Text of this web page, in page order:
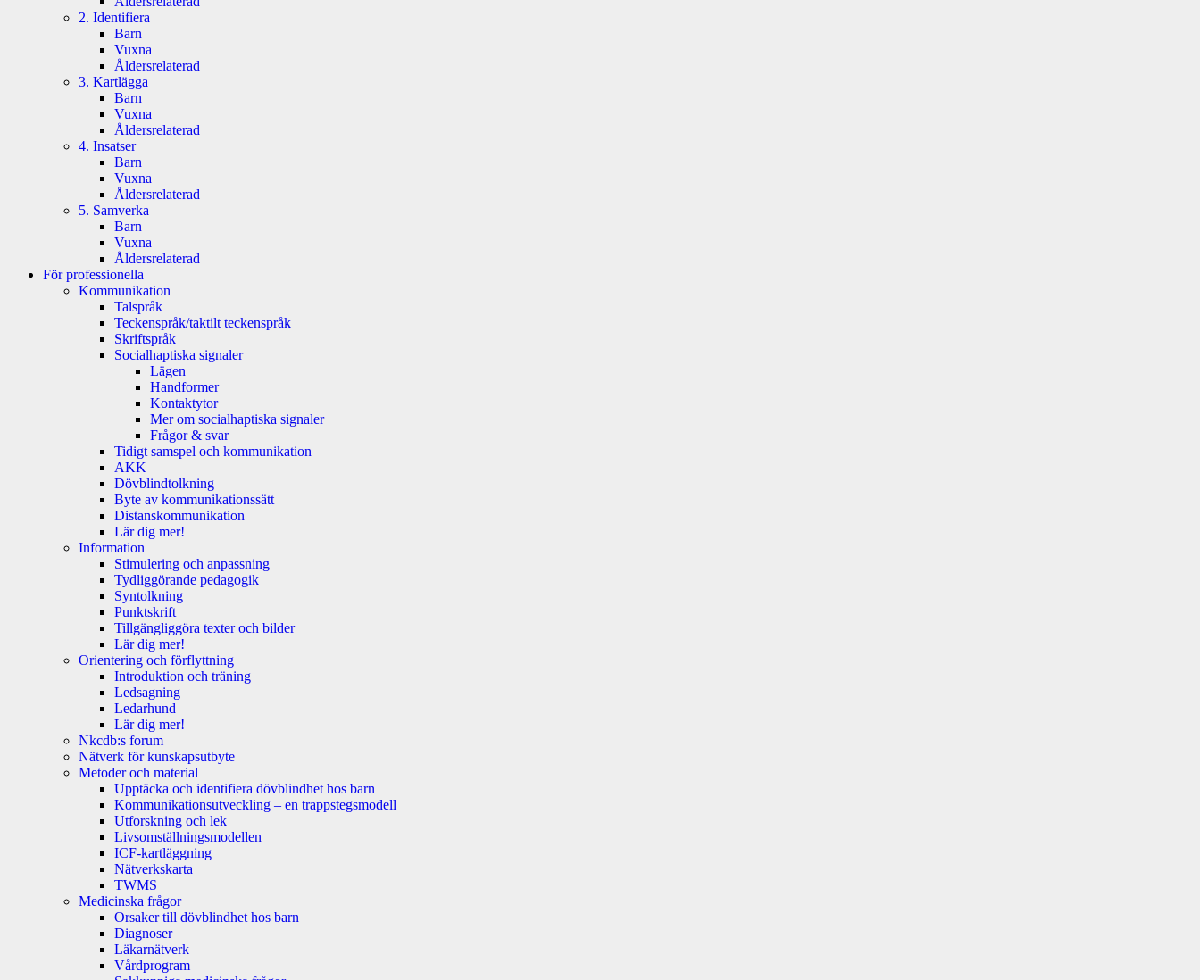
2. Identifiera
Barn
Vuxna
Åldersrelaterad
3. Kartlägga
Barn
Vuxna
Åldersrelaterad
4. Insatser
Barn
Vuxna
Åldersrelaterad
5. Samverka
Barn
Vuxna
Åldersrelaterad
För professionella
Kommunikation
Talspråk
Teckenspråk/taktilt teckenspråk
Skriftspråk
Socialhaptiska signaler
Lägen
Handformer
Kontaktytor
Mer om socialhaptiska signaler
Frågor & svar
Tidigt samspel och kommunikation
AKK
Dövblindtolkning
Byte av kommunikationssätt
Distanskommunikation
Lär dig mer!
Information
Stimulering och anpassning
Tydliggörande pedagogik
Syntolkning
Punktskrift
Tillgängliggöra texter och bilder
Lär dig mer!
Orientering och förflyttning
Introduktion och träning
Ledsagning
Ledarhund
Lär dig mer!
Nkcdb:s forum
Nätverk för kunskapsutbyte
Metoder och material
Upptäcka och identifiera dövblindhet hos barn
Kommunikationsutveckling – en trappstegsmodell
Utforskning och lek
Livsomställningsmodellen
ICF-kartläggning
Nätverkskarta
TWMS
Medicinska frågor
Orsaker till dövblindhet hos barn
Diagnoser
Läkarnätverk
Vårdprogram